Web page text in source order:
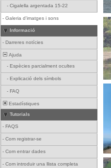
- Cigalella argentada 15-22
- Galeria d'imatges i sons
Informació
- Darreres notícies
Ajuda
- Espècies parcialment ocultes
- Explicació dels símbols
- FAQ
Estadístiques
Tutorials
- FAQS
- Com registrar-se
- Com entrar dades
- Com introduir una llista completa